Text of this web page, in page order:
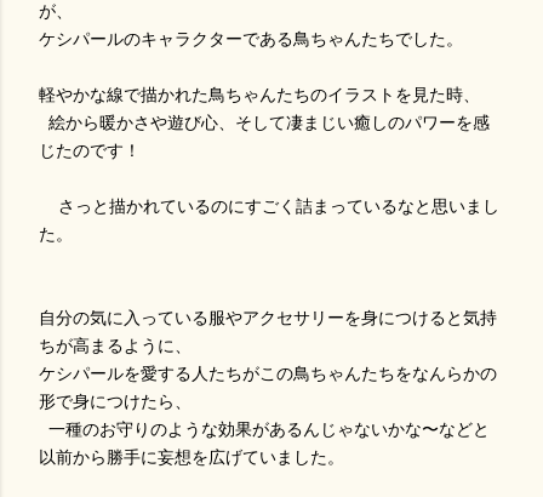
が、
ケシパールのキャラクターである鳥ちゃんたちでした。
軽やかな線で描かれた鳥ちゃんたちのイラストを見た時、
絵から暖かさや遊び心、そして凄まじい癒しのパワーを感
じたのです！
さっと描かれているのにすごく詰まっているなと思いまし
た。
自分の気に入っている服やアクセサリーを身につけると気持
ちが高まるように、
ケシパールを愛する人たちがこの鳥ちゃんたちをなんらかの
形で身につけたら、
一種のお守りのような効果があるんじゃないかな〜などと
以前から勝手に妄想を広げていました。